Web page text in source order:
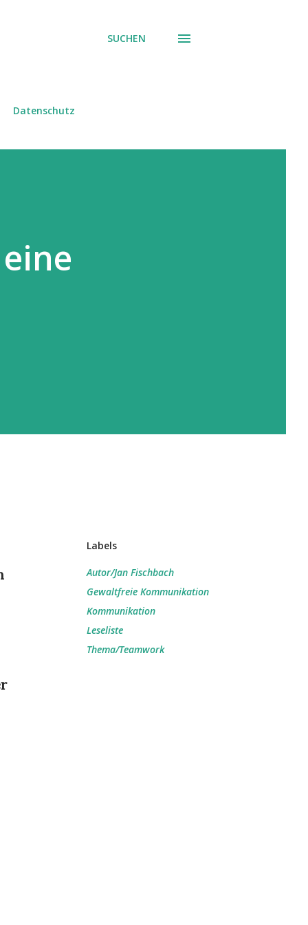
SUCHEN
Datenschutz
Labels
Autor/Jan Fischbach
Gewaltfreie Kommunikation
Kommunikation
Leseliste
Thema/Teamwork